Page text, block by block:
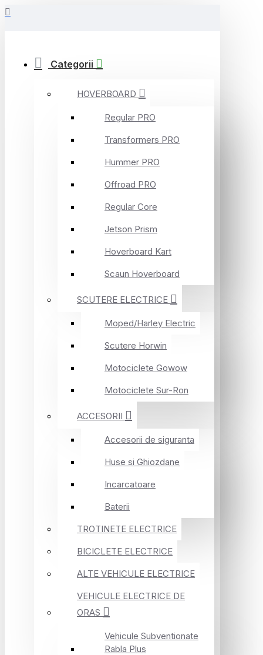
Categorii
HOVERBOARD
Regular PRO
Transformers PRO
Hummer PRO
Offroad PRO
Regular Core
Jetson Prism
Hoverboard Kart
Scaun Hoverboard
SCUTERE ELECTRICE
Moped/Harley Electric
Scutere Horwin
Motociclete Gowow
Motociclete Sur-Ron
ACCESORII
Accesorii de siguranta
Huse si Ghiozdane
Incarcatoare
Baterii
TROTINETE ELECTRICE
BICICLETE ELECTRICE
ALTE VEHICULE ELECTRICE
VEHICULE ELECTRICE DE
ORAS
Vehicule Subventionate
Rabla Plus